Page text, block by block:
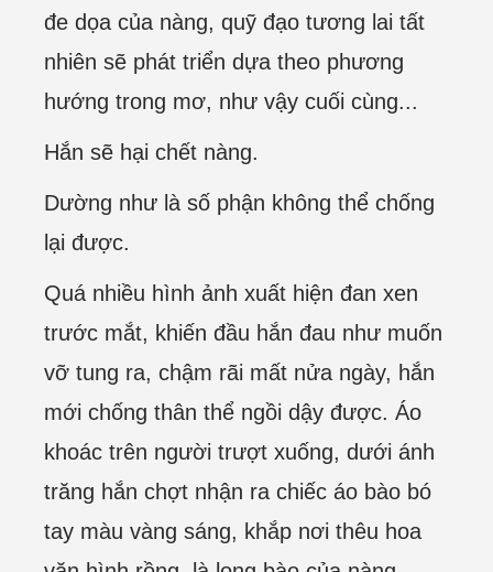
đe dọa của nàng, quỹ đạo tương lai tất
nhiên sẽ phát triển dựa theo phương
hướng trong mơ, như vậy cuối cùng...
Hắn sẽ hại chết nàng.
Dường như là số phận không thể chống
lại được.
Quá nhiều hình ảnh xuất hiện đan xen
trước mắt, khiến đầu hắn đau như muốn
vỡ tung ra, chậm rãi mất nửa ngày, hắn
mới chống thân thể ngồi dậy được. Áo
khoác trên người trượt xuống, dưới ánh
trăng hắn chợt nhận ra chiếc áo bào bó
tay màu vàng sáng, khắp nơi thêu hoa